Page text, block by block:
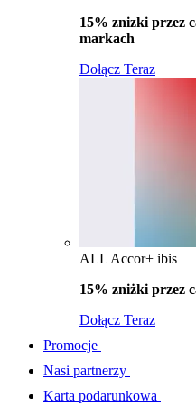
15% znizki przez
markach
Dołącz Teraz
ALL Accor+ ibis
15% zniżki przez
Dołącz Teraz
Promocje
Nasi partnerzy
Karta podarunkowa